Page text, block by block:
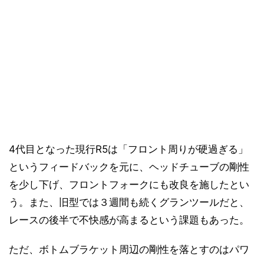
4代目となった現行R5は「フロント周りが硬過ぎる」
というフィードバックを元に、ヘッドチューブの剛性
を少し下げ、フロントフォークにも改良を施したとい
う。また、旧型では３週間も続くグランツールだと、
レースの後半で不快感が高まるという課題もあった。
ただ、ボトムブラケット周辺の剛性を落とすのはパワ